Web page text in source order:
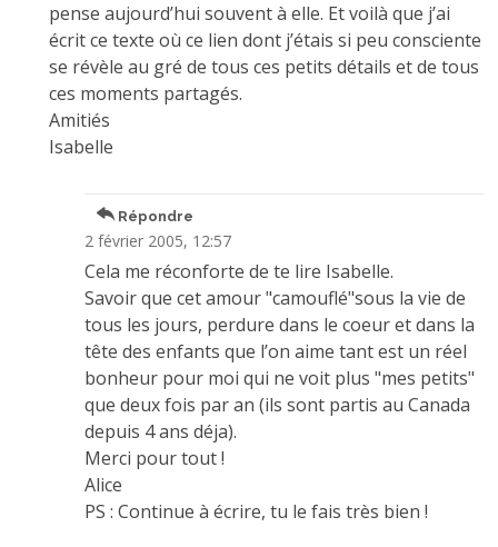
pense aujourd’hui souvent à elle. Et voilà que j’ai
écrit ce texte où ce lien dont j’étais si peu consciente
se révèle au gré de tous ces petits détails et de tous
ces moments partagés.
Amitiés
Isabelle
Répondre
2 février 2005, 12:57
Cela me réconforte de te lire Isabelle.
Savoir que cet amour "camouflé"sous la vie de
tous les jours, perdure dans le coeur et dans la
tête des enfants que l’on aime tant est un réel
bonheur pour moi qui ne voit plus "mes petits"
que deux fois par an (ils sont partis au Canada
depuis 4 ans déja).
Merci pour tout !
Alice
PS : Continue à écrire, tu le fais très bien !